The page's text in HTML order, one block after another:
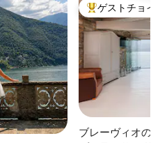
大好評のゲスト
ゲストチョイス
ブレーヴィオのロ